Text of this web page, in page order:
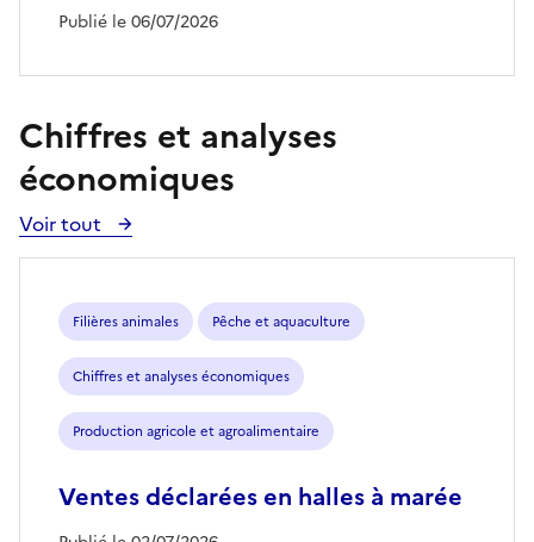
Publié le 06/07/2026
Chiffres et analyses
économiques
Voir tout
Voir
toutes
publications
Filières animales Pêche et aquaculture
Chiffres et analyses économiques
Production agricole et agroalimentaire
Ventes déclarées en halles à marée